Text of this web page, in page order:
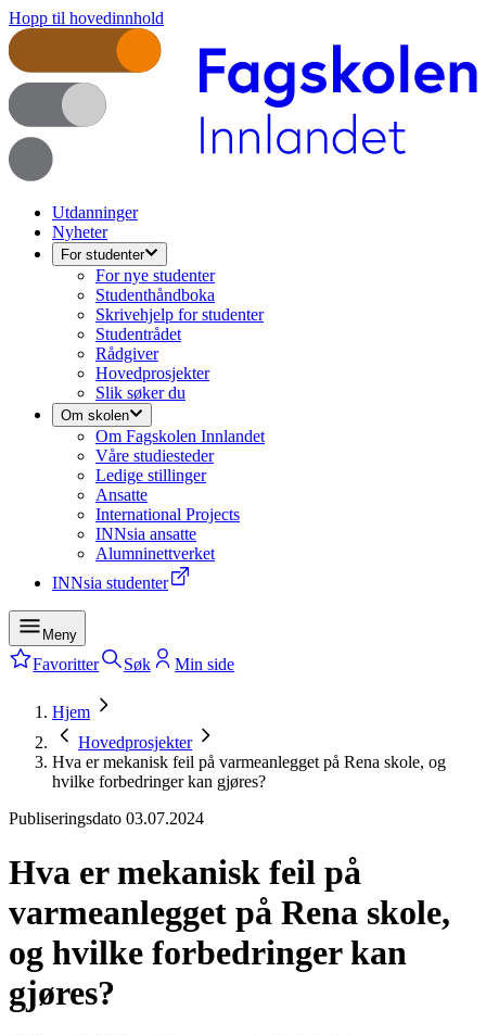
Hopp til hovedinnhold
Utdanninger
Nyheter
For studenter
For nye studenter
Studenthåndboka
Skrivehjelp for studenter
Studentrådet
Rådgiver
Hovedprosjekter
Slik søker du
Om skolen
Om Fagskolen Innlandet
Våre studiesteder
Ledige stillinger
Ansatte
International Projects
INNsia ansatte
Alumninettverket
INNsia studenter
Meny
Favoritter Søk Min side
Hjem
Hovedprosjekter
Hva er mekanisk feil på varmeanlegget på Rena skole, og
hvilke forbedringer kan gjøres?
Publiseringsdato 03.07.2024
Hva er mekanisk feil på
varmeanlegget på Rena skole,
og hvilke forbedringer kan
gjøres?